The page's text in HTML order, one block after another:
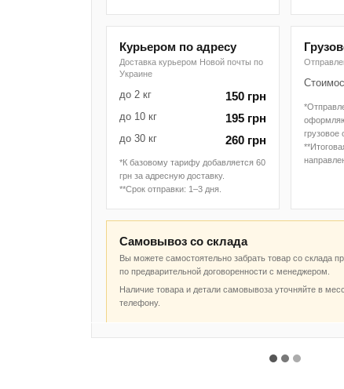
Курьером по адресу
Доставка курьером Новой почты по
Украине
до 2 кг 150 грн
до 10 кг 195 грн
до 30 кг 260 грн
*К базовому тарифу добавляется 60
грн за адресную доставку.
**Срок отправки: 1–3 дня.
грузовое
Самовывоз со склада
Вы можете самостоятельно забрать товар со склада
по предварительной договоренности с менеджером.
Наличие товара и детали самовывоза уточняйте в
телефону.